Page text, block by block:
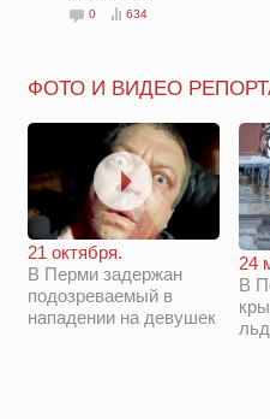
0 634
ФОТО И ВИДЕО
21 октября.
В Перми задержан
подозреваемый в
нападении на девушек
24
В